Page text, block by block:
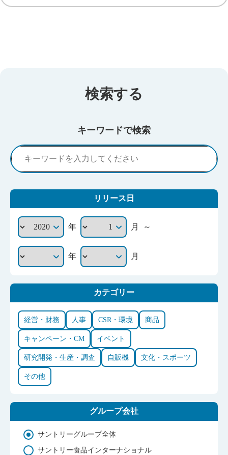
検索する
キーワードで検索
リリース日
年 月 ～
年 月
カテゴリー
経営・財務 人事 CSR・環境 商品
キャンペーン・CM イベント
研究開発・生産・調査 自販機 文化・スポーツ
その他
グループ会社
サントリーグループ全体
サントリー食品インターナショナル